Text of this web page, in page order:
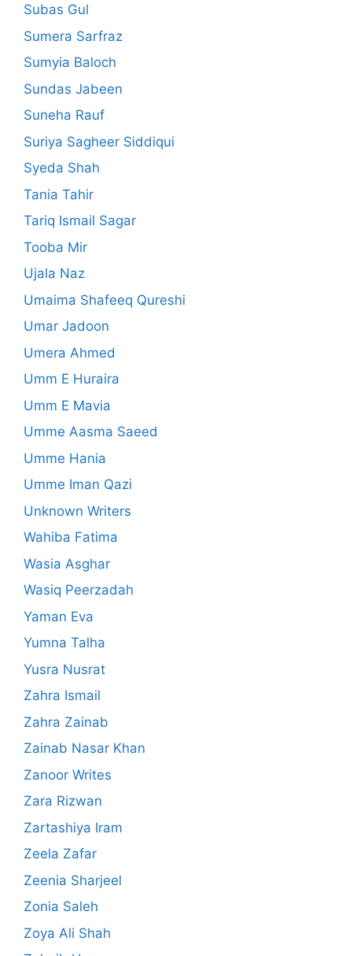
Subas Gul
Sumera Sarfraz
Sumyia Baloch
Sundas Jabeen
Suneha Rauf
Suriya Sagheer Siddiqui
Syeda Shah
Tania Tahir
Tariq Ismail Sagar
Tooba Mir
Ujala Naz
Umaima Shafeeq Qureshi
Umar Jadoon
Umera Ahmed
Umm E Huraira
Umm E Mavia
Umme Aasma Saeed
Umme Hania
Umme Iman Qazi
Unknown Writers
Wahiba Fatima
Wasia Asghar
Wasiq Peerzadah
Yaman Eva
Yumna Talha
Yusra Nusrat
Zahra Ismail
Zahra Zainab
Zainab Nasar Khan
Zanoor Writes
Zara Rizwan
Zartashiya Iram
Zeela Zafar
Zeenia Sharjeel
Zonia Saleh
Zoya Ali Shah